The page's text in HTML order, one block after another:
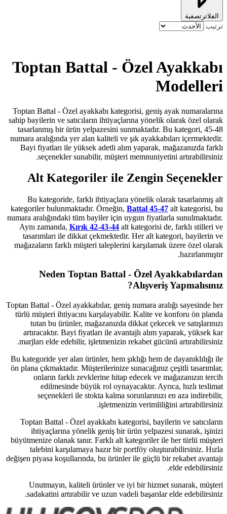
Toptan Battal -
Toptan Battal - Özel ayakkabı
sahip bayilerin ve satıcıların
tasarlanmış bir ürün yelpazesini
numara aralığında yer alan kaliteli
Bayi fiyatları ile yüksek adetli
seçenekler sunabilir,
Alt Kategoriler ile
Bu kategoride, farklı
kategoriler bulunmaktadır. Örneğin,
numara aralığındaki tüm bayiler için
Aynı zamanda,Kırık 42-43-44
tasarımları ile dikkat
mağazaların farklı müşteri
Neden Toptan
Toptan Battal - Özel ayakkabılar,
türlü müşteri ihtiyacını
tutan bu ürünler,
artıracaktır. Bayi fiyatları ile
marjları elde edebilir,
Bu kategoride yer alan ürünler, hem
ön plana çıkmaktadır.
onların farklı zevklerine
edilmesinde büyük rol
seçenekleri ile stokta kalma
Toptan Battal - Özel ayakkabı
ihtiyaçlarına yönelik geniş
büyütmenize olanak tanır. Farklı
talebini karşılamaya hazır
değişen piyasa koşullarında, bu
Unutmayın, kaliteli ürünler
sadakatini artırabilir ve uzun